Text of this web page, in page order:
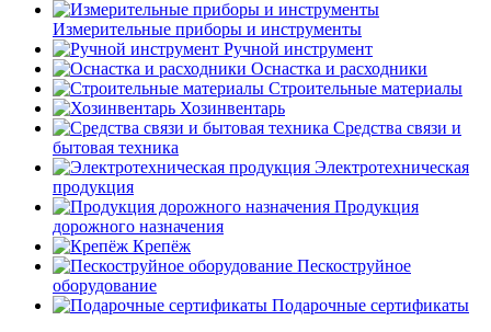
Измерительные приборы и инструменты
Ручной инструмент
Оснастка и расходники
Строительные материалы
Хозинвентарь
Средства связи и
бытовая техника
Электротехническая
продукция
Продукция
дорожного назначения
Крепёж
Пескоструйное
оборудование
Подарочные сертификаты